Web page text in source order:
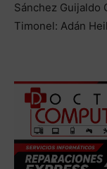
Sánchez Guijaldo
Timonel: Adán